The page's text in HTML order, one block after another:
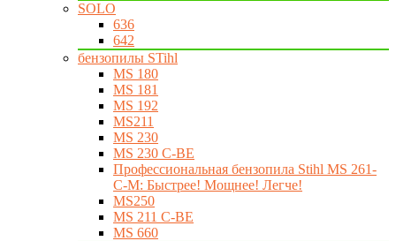
SOLO
636
642
бензопилы STihl
MS 180
MS 181
MS 192
MS211
MS 230
MS 230 C-BE
Профессиональная бензопила Stihl MS 261-
C-M: Быстрее! Мощнее! Легче!
MS250
MS 211 C-BE
MS 660